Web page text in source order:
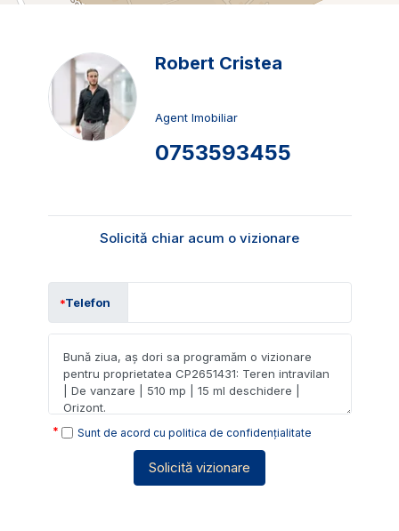
Robert Cristea
Agent Imobiliar
0753593455
Solicită chiar acum o vizionare
Telefon
Sunt de acord cu politica de confidențialitate
Solicită vizionare